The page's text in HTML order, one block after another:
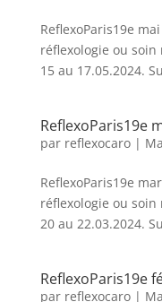
ReflexoParis19e
réflexologie ou soin
15 au 17.05.2024.
ReflexoParis19e
par reflexocaro|
ReflexoParis19e
réflexologie ou soin
20 au 22.03.2024.
ReflexoParis19e
par reflexocaro|